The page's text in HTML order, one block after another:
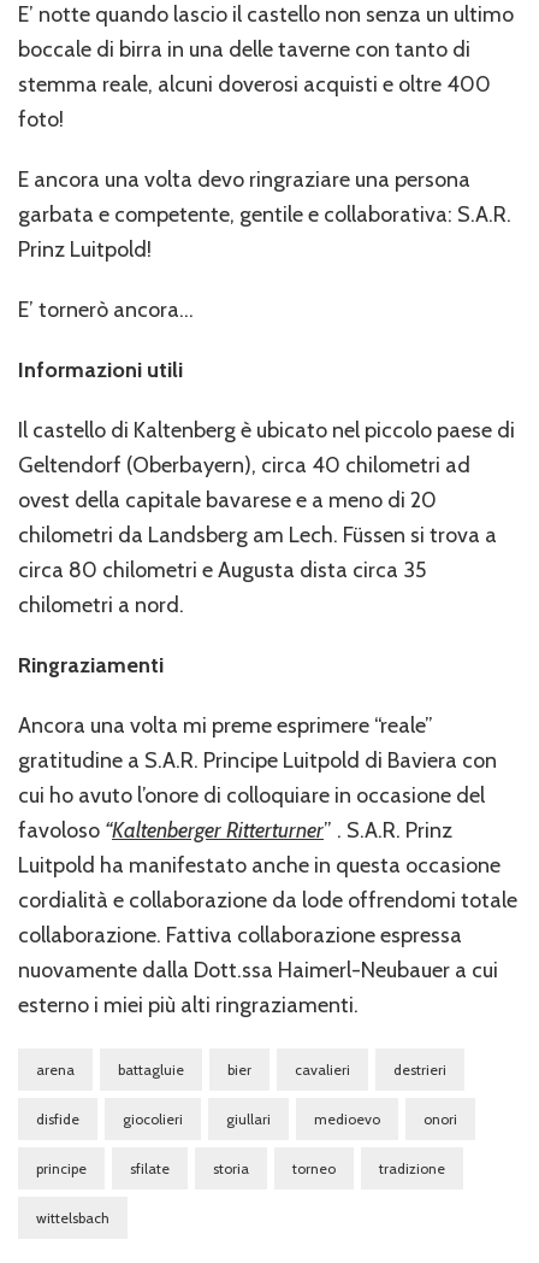
E’ notte quando lascio il castello non senza un ultimo
boccale di birra in una delle taverne con tanto di
stemma reale, alcuni doverosi acquisti e oltre 400
foto!
E ancora una volta devo ringraziare una persona
garbata e competente, gentile e collaborativa: S.A.R.
Prinz Luitpold!
E’ tornerò ancora…
Informazioni utili
Il castello di Kaltenberg è ubicato nel piccolo paese di
Geltendorf (Oberbayern), circa 40 chilometri ad
ovest della capitale bavarese e a meno di 20
chilometri da Landsberg am Lech. Füssen si trova a
circa 80 chilometri e Augusta dista circa 35
chilometri a nord.
Ringraziamenti
Ancora una volta mi preme esprimere “reale”
gratitudine a S.A.R. Principe Luitpold di Baviera con
cui ho avuto l’onore di colloquiare in occasione del
favoloso “Kaltenberger Ritterturner” . S.A.R. Prinz
Luitpold ha manifestato anche in questa occasione
cordialità e collaborazione da lode offrendomi totale
collaborazione. Fattiva collaborazione espressa
nuovamente dalla Dott.ssa Haimerl-Neubauer a cui
esterno i miei più alti ringraziamenti.
arena battagluie bier cavalieri destrieri
disfide giocolieri giullari medioevo onori
principe sfilate storia torneo tradizione
wittelsbach